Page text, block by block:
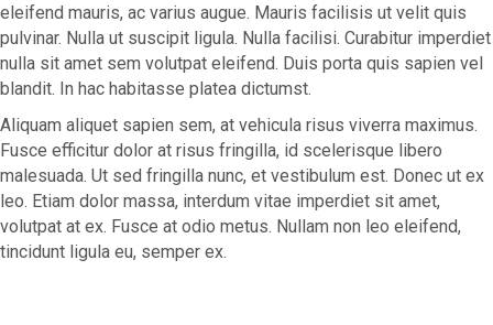
eleifend mauris, ac varius augue. Mauris facilisis ut velit quis
pulvinar. Nulla ut suscipit ligula. Nulla facilisi. Curabitur imperdiet
nulla sit amet sem volutpat eleifend. Duis porta quis sapien vel
blandit. In hac habitasse platea dictumst.
Aliquam aliquet sapien sem, at vehicula risus viverra maximus.
Fusce efficitur dolor at risus fringilla, id scelerisque libero
malesuada. Ut sed fringilla nunc, et vestibulum est. Donec ut ex
leo. Etiam dolor massa, interdum vitae imperdiet sit amet,
volutpat at ex. Fusce at odio metus. Nullam non leo eleifend,
tincidunt ligula eu, semper ex.